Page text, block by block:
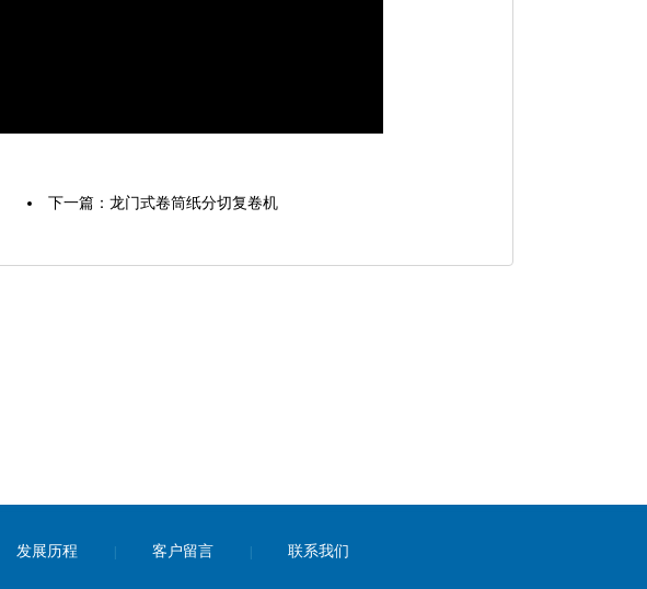
下一篇： 龙门式卷筒纸分切复卷机
发展历程 客户留言 联系我们